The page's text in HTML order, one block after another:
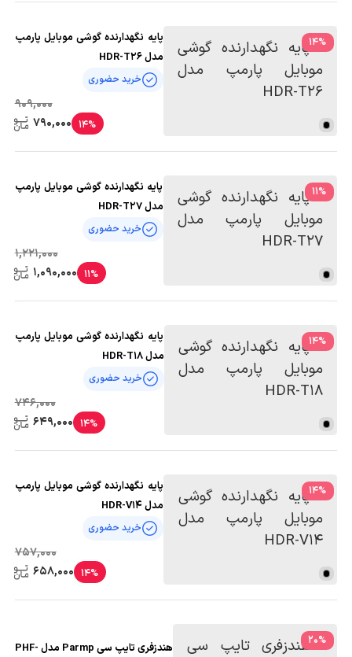
%
14
پایه نگهدارنده گوشی موبایل پارمپ
مدل HDR-T26
خرید حضوری
909,000
14%
790,000
%
11
پایه نگهدارنده گوشی موبایل پارمپ
مدل HDR-T27
خرید حضوری
1,221,000
11%
1,090,000
%
14
پایه نگهدارنده گوشی موبایل پارمپ
مدل HDR-T18
خرید حضوری
746,000
14%
649,000
%
14
پایه نگهدارنده گوشی موبایل پارمپ
مدل HDR-V14
خرید حضوری
757,000
14%
658,000
%
20
هندزفری تایپ سی Parmp مدل PHF-